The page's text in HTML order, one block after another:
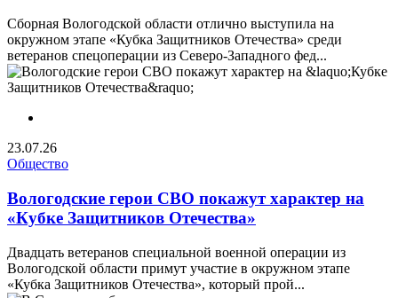
Сборная Вологодской области отлично выступила на
окружном этапе «Кубка Защитников Отечества» среди
ветеранов спецоперации из Северо-Западного фед...
23.07.26
Общество
Вологодские герои СВО покажут характер на
«Кубке Защитников Отечества»
Двадцать ветеранов специальной военной операции из
Вологодской области примут участие в окружном этапе
«Кубка Защитников Отечества», который прой...